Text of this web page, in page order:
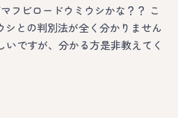
フビロードウミウシかな？？ こ
シとの判別法が全く分かりません
ですが、分かる方是非教えてく